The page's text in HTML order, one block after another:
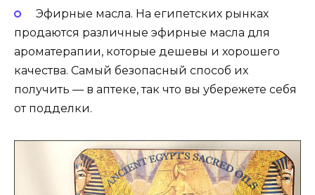
Эфирные масла. На египетских рынках
продаются различные эфирные масла для
ароматерапии, которые дешевы и хорошего
качества. Самый безопасный способ их
получить — в аптеке, так что вы убережете себя
от подделки.